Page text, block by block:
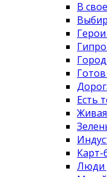
В
Есть
Люди